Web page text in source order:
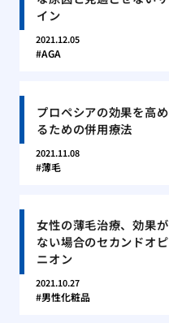
イン
2021.12.05
AGA
プロペシアの効果を高め
るための併用療法
2021.11.08
薄毛
女性の薄毛治療、効果が
ない場合のセカンドオピ
ニオン
2021.10.27
男性化粧品